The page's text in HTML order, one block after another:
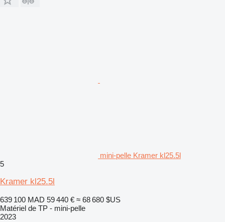
mini-pelle Kramer kl25.5l
5
Kramer kl25.5l
639 100 MAD 59 440 € ≈ 68 680 $US
Matériel de TP - mini-pelle
2023